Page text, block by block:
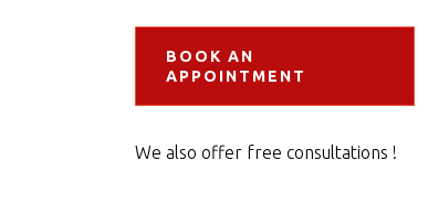
BOOK AN
APPOINTMENT
We also offer free consultations !